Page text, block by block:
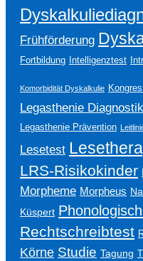
Frühförderung
Fortbildung
Intelligenztest
Komorbidität Dyskalkulie
Legasthenie Diagnostik
Legasthenie Prävention
Lesetest
LRS-Risikokinder
Morpheme Morpheus
Küspert
Rechtschreibtest
Körne Studie Tagung